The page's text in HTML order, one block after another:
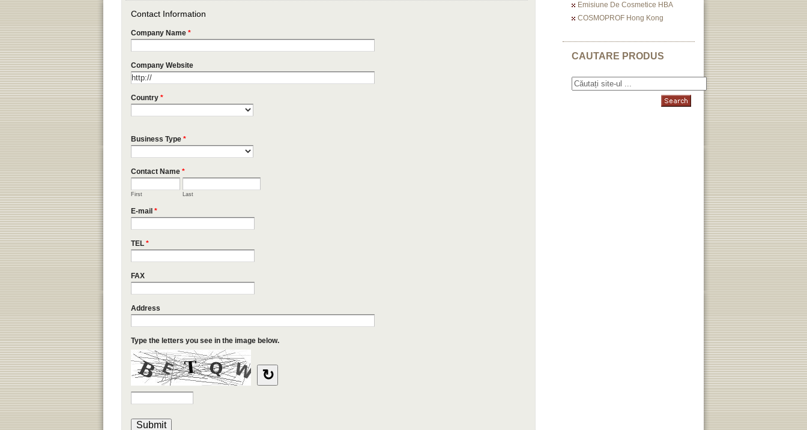
Emisiune De Cosmetice HBA
COSMOPROF Hong Kong
CAUTARE PRODUS